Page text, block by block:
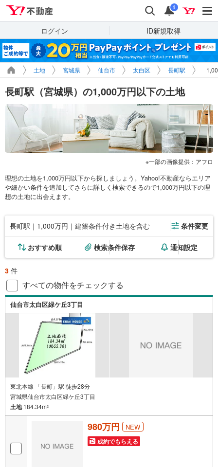
検索 通知
i
ログイン ID新規取得
土地 宮城県 仙台市 太白区 長町駅
長町駅（宮城県）の1,000万円以下の土地
一部の画像提供：アフロ
理想の土地を1,000万円以下から探しましょう。Yahoo!不動産ならエリア
や細かい条件を追加してさらに詳しく検索できるので1,000万円以下の理
想の土地に出会えます。
長町駅｜1,000万円｜建築条件付き土地を含む 条件変更
おすすめ順 検索条件保存 通知設定
3 件
すべての物件をチェックする
仙台市太白区緑ケ丘3丁目
東北本線 「長町」駅 徒歩28分
宮城県仙台市太白区緑ケ丘3丁目
土地184.34m2
980万円 NEW
成約でもらえる